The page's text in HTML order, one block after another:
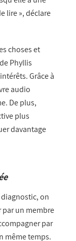
lire », déclare
choses et
Phyllis
Grâce à
audio
De plus,
plus
davantage
on
par un membre
par
même temps.